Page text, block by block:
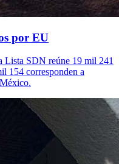
por EU
Lista SDN reúne 19 mil 241
154 corresponden a